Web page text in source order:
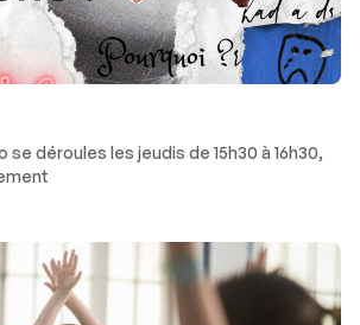
déroules les jeudis de 15h30 à 16h30,